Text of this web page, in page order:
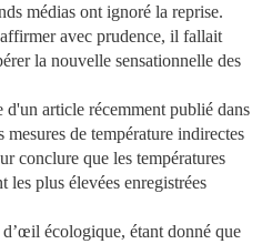
médias ont ignoré la reprise.
avec prudence, il fallait
la nouvelle sensationnelle des
d'un article récemment publié dans
de température indirectes
conclure que les températures
les plus élevées enregistrées
écologique, étant donné que